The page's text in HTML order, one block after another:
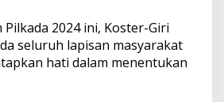
2024 ini, Koster-Giri
seluruh lapisan masyarakat
hati dalam menentukan